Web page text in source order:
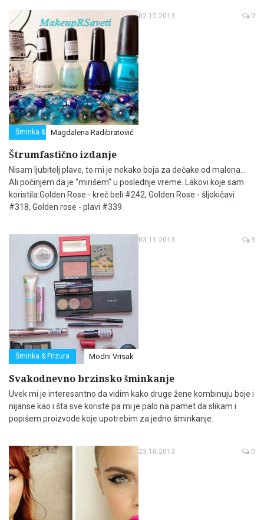
Šminka & FrizuraMagdalena Radibratović
02.12.2013 0
Štrumfastično izdanje
Nisam ljubitelj plave, to mi je nekako boja za dečake od malena...
Ali počinjem da je "mirišem" u poslednje vreme. Lakovi koje sam
koristila:Golden Rose - kreč beli #242, Golden Rose - šljokičavi
#318, Golden rose - plavi #339.
Šminka & Frizura Modni Vrisak
03.11.2013 3
Svakodnevno brzinsko šminkanje
Uvek mi je interesantno da vidim kako druge žene kombinuju boje i
nijanse kao i šta sve koriste pa mi je palo na pamet da slikam i
popišem proizvode koje upotrebim za jedno šminkanje.
23.10.2013 0